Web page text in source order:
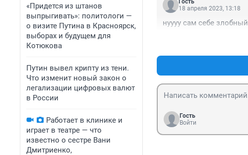
«Придется из штанов
выпрыгивать»: политологи —
о визите Путина в Красноярск,
выборах и будущем для
Котюкова
Путин вывел крипту из тени.
Что изменит новый закон о
легализации цифровых валют
в России
Работает в клинике и
играет в театре — что
известно о сестре Вани
Дмитриенко,
Гость
18 апреля 2023, 13:18
нуууу сам себе
Гость
Войти